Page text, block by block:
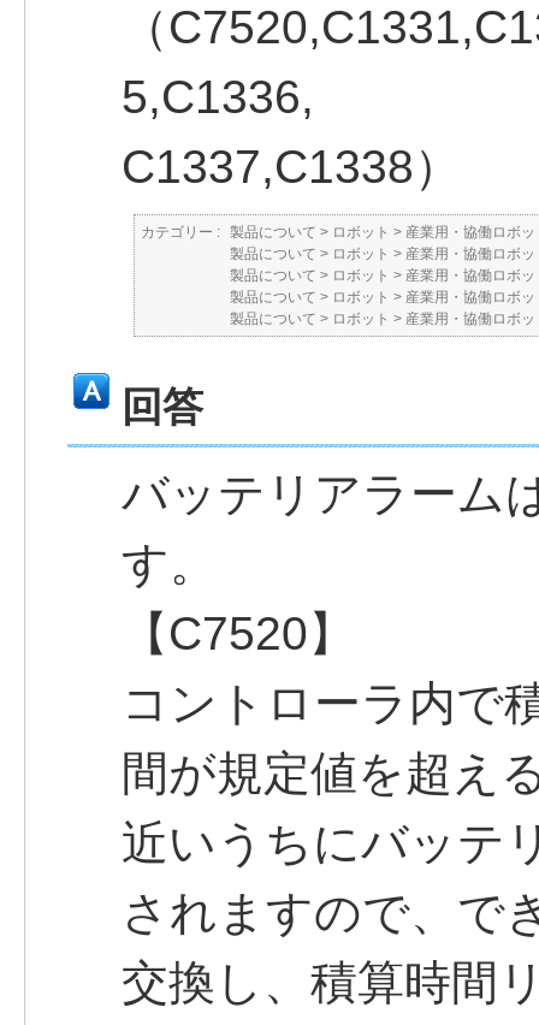
（
5,C1336,
C1337,C1338）
カテゴリー : 製品について > ロボット > 産業用・協働ロボッ
製品について > ロボット > 産業用・協働ロボッ
製品について > ロボット > 産業用・協働ロボッ
製品について > ロボット > 産業用・協働ロボッ
製品について > ロボット > 産業用・協働ロボッ
回答
バッテリアラーム
す。
【C7520】
コントローラ内で
間が規定値を超え
近いうちにバッテ
されますので、で
交換し、積算時間